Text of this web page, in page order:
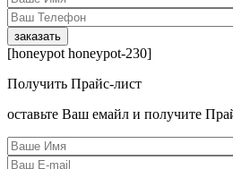
[honeypot honeypot-230]
Получить Прайс-лист
оcтавьте Ваш емайл и получите